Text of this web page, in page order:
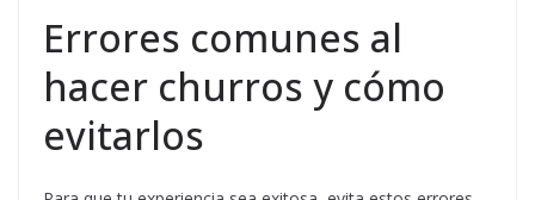
Errores comunes al
hacer churros y cómo
evitarlos